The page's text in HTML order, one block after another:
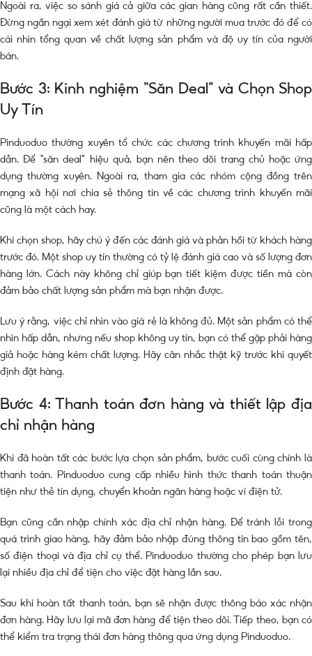
Ngoài ra, việc so sánh giá cả giữa các gian hàng cũng rất cần thiết.
Đừng ngần ngại xem xét đánh giá từ những người mua trước đó để có
cái nhìn tổng quan về chất lượng sản phẩm và độ uy tín của người
bán.
Bước 3: Kinh nghiệm “Săn Deal” và Chọn Shop
Uy Tín
Pinduoduo thường xuyên tổ chức các chương trình khuyến mãi hấp
dẫn. Để “săn deal” hiệu quả, bạn nên theo dõi trang chủ hoặc ứng
dụng thường xuyên. Ngoài ra, tham gia các nhóm cộng đồng trên
mạng xã hội nơi chia sẻ thông tin về các chương trình khuyến mãi
cũng là một cách hay.
Khi chọn shop, hãy chú ý đến các đánh giá và phản hồi từ khách hàng
trước đó. Một shop uy tín thường có tỷ lệ đánh giá cao và số lượng đơn
hàng lớn. Cách này không chỉ giúp bạn tiết kiệm được tiền mà còn
đảm bảo chất lượng sản phẩm mà bạn nhận được.
Lưu ý rằng, việc chỉ nhìn vào giá rẻ là không đủ. Một sản phẩm có thể
nhìn hấp dẫn, nhưng nếu shop không uy tín, bạn có thể gặp phải hàng
giả hoặc hàng kém chất lượng. Hãy cân nhắc thật kỹ trước khi quyết
định đặt hàng.
Bước 4: Thanh toán đơn hàng và thiết lập địa
chỉ nhận hàng
Khi đã hoàn tất các bước lựa chọn sản phẩm, bước cuối cùng chính là
thanh toán. Pinduoduo cung cấp nhiều hình thức thanh toán thuận
tiện như thẻ tín dụng, chuyển khoản ngân hàng hoặc ví điện tử.
Bạn cũng cần nhập chính xác địa chỉ nhận hàng. Để tránh lỗi trong
quá trình giao hàng, hãy đảm bảo nhập đúng thông tin bao gồm tên,
số điện thoại và địa chỉ cụ thể. Pinduoduo thường cho phép bạn lưu
lại nhiều địa chỉ để tiện cho việc đặt hàng lần sau.
Sau khi hoàn tất thanh toán, bạn sẽ nhận được thông báo xác nhận
đơn hàng. Hãy lưu lại mã đơn hàng để tiện theo dõi. Tiếp theo, bạn có
thể kiểm tra trạng thái đơn hàng thông qua ứng dụng Pinduoduo.